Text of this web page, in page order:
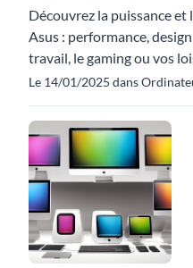
Découvrez la puissance
Asus : performance,
travail, le gaming ou vos
Le 14/01/2025 dans